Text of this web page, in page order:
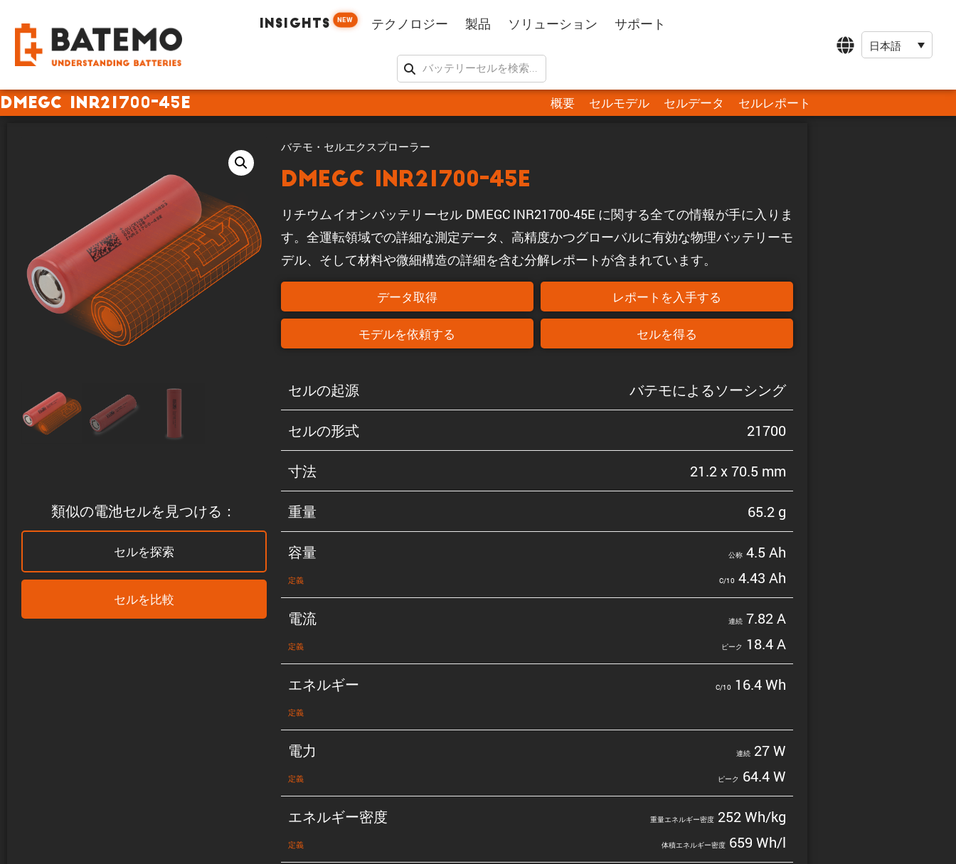
INSIGHTS NEW テクノロジー 製品 ソリューション サポート
日本語
DMEGC INR21700-45E 概要 セルモデル セルデータ セルレポート
類似の電池セルを見つける：
セルを探索
セルを比較
バテモ・セルエクスプローラー
DMEGC INR21700-45E
リチウムイオンバッテリーセル DMEGC INR21700-45E に関する全ての情報が手に入りま
す。全運転領域での詳細な測定データ、高精度かつグローバルに有効な物理バッテリーモ
デル、そして材料や微細構造の詳細を含む分解レポートが含まれています。
データ取得 レポートを入手する
モデルを依頼する セルを得る
セルの起源 バテモによるソーシング
セルの形式 21700
寸法 21.2 x 70.5 mm
重量 65.2 g
容量
定義
公称4.5 Ah
C/10 4.43 Ah
電流
定義
連続7.82 A
ピーク 18.4 A
エネルギー
定義
C/10 16.4 Wh
電力
定義
連続27 W
ピーク 64.4 W
エネルギー密度
定義
重量エネルギー密度252 Wh/kg
体積エネルギー密度659 Wh/l